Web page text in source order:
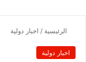
الرئيسية / اخبار دولية
اخبار دولية